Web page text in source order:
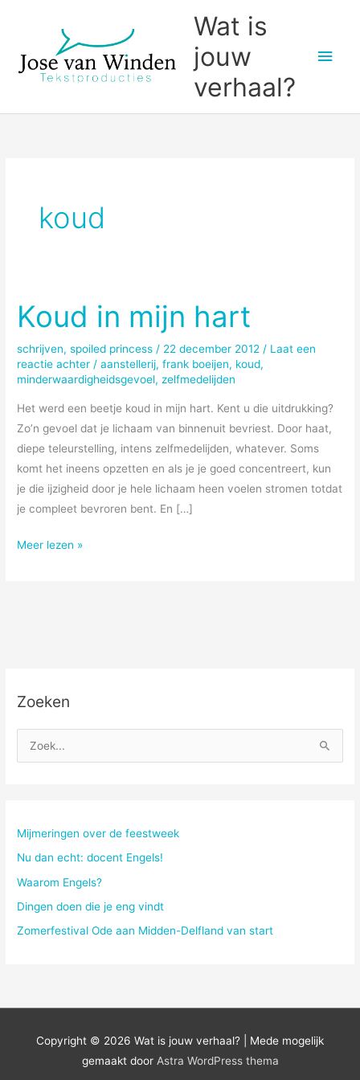
inhoud
Wat is
jouw
verhaal?
koud
Koud in mijn hart
schrijven,spoiled princess / 22 december 2012 / Laat een
reactie achter /aanstellerij,frank boeijen, koud,
minderwaardigheidsgevoel, zelfmedelijden
Het werd een beetje koud in mijn hart. Kent u die uitdrukking?
Zo’n gevoel dat je lichaam van binnenuit bevriest. Door haat,
diepe teleurstelling, intens zelfmedelijden, whatever. Soms
komt het ineens opzetten en als je je goed concentreert, kun
je die ijzigheid door je hele lichaam heen voelen stromen totdat
je compleet bevroren bent. En […]
Koud
Meer lezen »
Zoeken
o
r
:
Mijmeringen over de feestweek
Nu dan echt: docent Engels!
Waarom Engels?
Dingen doen die je eng vindt
Zomerfestival Ode aan Midden-Delfland van start
Copyright © 2026 Wat is jouw verhaal? | Mede mogelijk
gemaakt door Astra WordPress thema